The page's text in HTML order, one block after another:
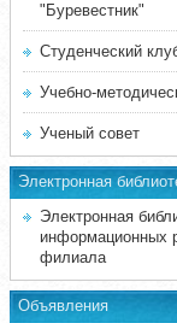
"Буревестник"
Студенческий
Учебно-
Ученый совет
Электронная
Электронная
информационных
филиала
Объявления